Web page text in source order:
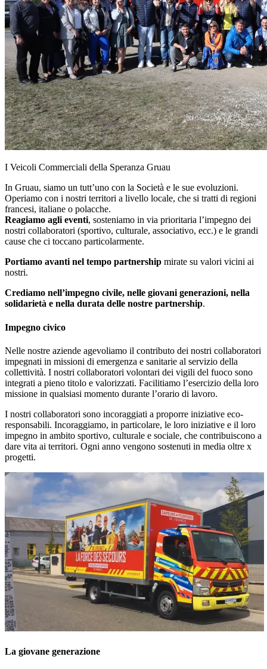
I Veicoli Commerciali della Speranza Gruau
In Gruau, siamo un tutt’uno con la Società e le sue evoluzioni.
Operiamo con i nostri territori a livello locale, che si tratti di regioni
francesi, italiane o polacche.
Reagiamo agli eventi, sosteniamo in via prioritaria l’impegno dei
nostri collaboratori (sportivo, culturale, associativo, ecc.) e le grandi
cause che ci toccano particolarmente.
Portiamo avanti nel tempo partnership mirate su valori vicini ai
nostri.
Crediamo nell’impegno civile, nelle giovani generazioni, nella
solidarietà e nella durata delle nostre partnership.
Impegno civico
Nelle nostre aziende agevoliamo il contributo dei nostri collaboratori
impegnati in missioni di emergenza e sanitarie al servizio della
collettività. I nostri collaboratori volontari dei vigili del fuoco sono
integrati a pieno titolo e valorizzati. Facilitiamo l’esercizio della loro
missione in qualsiasi momento durante l’orario di lavoro.
I nostri collaboratori sono incoraggiati a proporre iniziative eco-
responsabili. Incoraggiamo, in particolare, le loro iniziative e il loro
impegno in ambito sportivo, culturale e sociale, che contribuiscono a
dare vita ai territori. Ogni anno vengono sostenuti in media oltre x
progetti.
La giovane generazione